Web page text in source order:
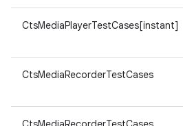
CtsMediaPlayerTestCases[instant]
CtsMediaRecorderTestCases